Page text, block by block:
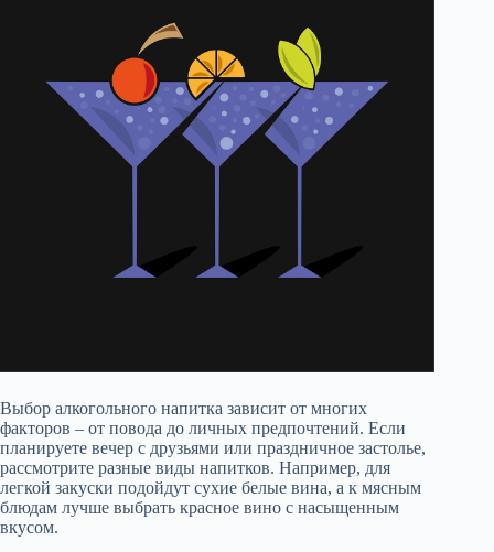
Выбор алкогольного напитка зависит от многих
факторов – от повода до личных предпочтений. Если
планируете вечер с друзьями или праздничное застолье,
рассмотрите разные виды напитков. Например, для
легкой закуски подойдут сухие белые вина, а к мясным
блюдам лучше выбрать красное вино с насыщенным
вкусом.